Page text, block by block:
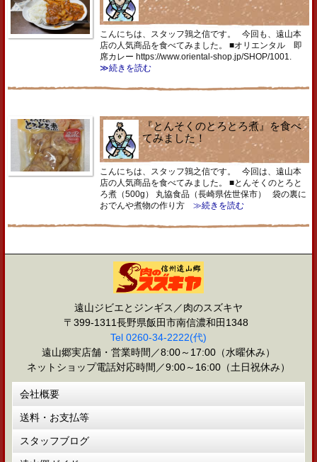
こんにちは、スタッフ鶉之信です。 今回も、遠山本
店の人気商品を食べてみました。 ■オリエンタル 即
席カレー https://www.oriental-shop.jp/SHOP/1001.
≫続きを読む
『とんそくのとろとろ煮』を食べ
てみました！
こんにちは、スタッフ鶉之信です。 今回は、遠山本
店の人気商品を食べてみました。 ■とんそくのとろと
ろ煮（500g） 丸協食品（長崎県佐世保市） 袋の裏に
おでんや煮物の作り方 ≫続きを読む
遠山ジビエとジンギス／肉のスズキヤ
〒399-1311長野県飯田市南信濃和田1348
Tel 0260-34-2222(代)
遠山郷実店舗・営業時間／8:00～17:00（水曜休み）
ネットショップ電話対応時間／9:00～16:00（土日祝休み）
会社概要
送料・お支払等
スタッフブログ